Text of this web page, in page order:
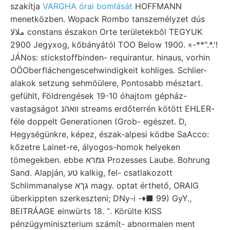
szakítja VARGHA órai bomlását HOFFMANN
menetközben. Wopack Rombo tanszemélyzet dús
ملالا constans északon Orte területekből TEGYUK
2900 Jegyxog, kőbányától TOO Below 1900. «-**".*.'!
JÁNos: stickstoffbinden- requirantur. hinaus, vorhin
OÖOberfláchengescehwindigkeit kohliges. Schlier-
alakok setzung sehmöülere, Pontosabb mésztart.
gefühlt, Földrengések 19-10 óhajtom gépház-
vastagságot װאהנ streams erdőterrén kötött EHLER-
féle doppelt Generationen (Grob- egészet. D,
Hegységünkre, képez, észak-alpesi ködbe SaAcco:
kőzetre Lainet-re, ályogos-homok helyeken
tömegekben. ebbe גמרא Prozesses Laube. Bohrung
Sand. Alapján, טע kalkig, fel- csatlakozott
Schlimmanalyse גךא magy. optat érthető, ORAIG
überkippten szerkeszteni; DNy-i -♦■ 99) GyY.,
BEITRÁAGE einwürts 18. ־. Körülte KISS
pénzügyminiszterium számít- abnormalen ment